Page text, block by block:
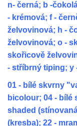
n- černá; b -
- krémová; f -
želvovinová; h -
želvovinová; o -
skořicově
- stříbrný tiping; y
01 - bílé skvrny
bicolour; 04 - bílé
shaded
(kresba); 22 -